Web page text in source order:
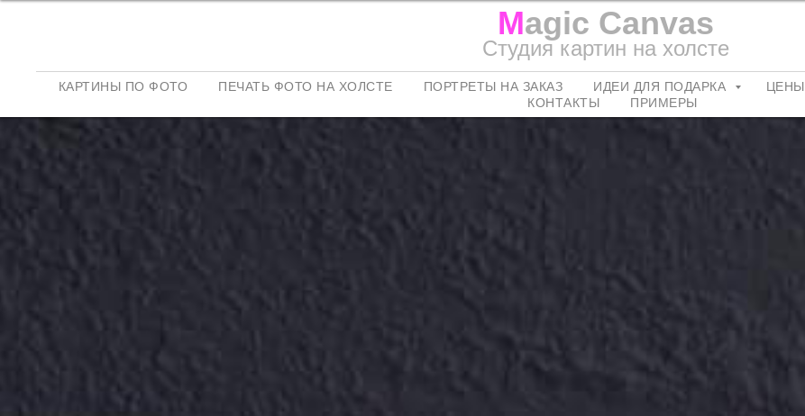
Magic Canvas
Студия картин на холсте
КАРТИНЫ ПО ФОТО ПЕЧАТЬ ФОТО НА ХОЛСТЕ ПОРТРЕТЫ НА ЗАКАЗ ИДЕИ ДЛЯ ПОДАРКА ЦЕНЫ
КОНТАКТЫ
ПРИМЕРЫ